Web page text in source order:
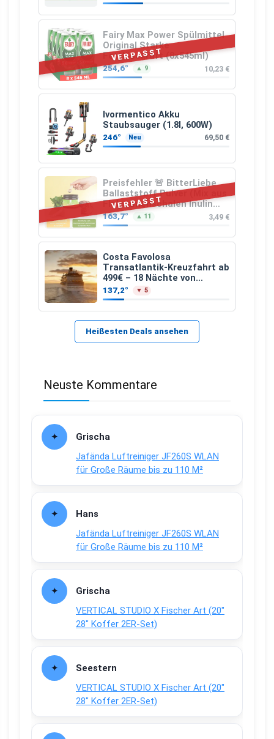
VERPASST
Fairy Max Power Spülmittel
Original Starke
Fettlösekraft (8x545ml)
254,6° ▲ 9 10,23 €
Ivormentico Akku
Staubsauger (1.8l, 600W)
246° Neu 69,50 €
VERPASST
Preisfehler 🚨 BitterLiebe
Ballaststoff Pulver (Mix aus
Flohsamenschalen Inulin
(Präbiotika) Leinsamen &
Apfelfaser)
163,7° ▲ 11 3,49 €
Costa Favolosa
Transatlantik-Kreuzfahrt ab
499€ – 18 Nächte von
Hamburg nach Guadeloupe
137,2° ▼ 5
Heißesten Deals ansehen
Neuste Kommentare
Grischa
Jafända Luftreiniger JF260S WLAN
für Große Räume bis zu 110 M²
Hans
Jafända Luftreiniger JF260S WLAN
für Große Räume bis zu 110 M²
Grischa
VERTICAL STUDIO X Fischer Art (20″
28″ Koffer 2ER-Set)
Seestern
VERTICAL STUDIO X Fischer Art (20″
28″ Koffer 2ER-Set)